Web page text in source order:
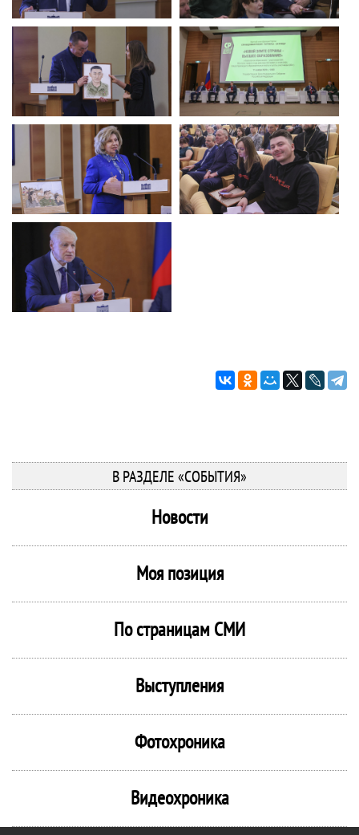
В РАЗДЕЛЕ «СОБЫТИЯ»
Новости
Моя позиция
По страницам СМИ
Выступления
Фотохроника
Видеохроника